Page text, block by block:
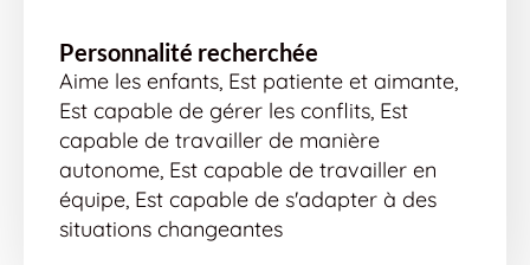
Personnalité recherchée
Aime les enfants, Est patiente et aimante,
Est capable de gérer les conflits, Est
capable de travailler de manière
autonome, Est capable de travailler en
équipe, Est capable de s'adapter à des
situations changeantes